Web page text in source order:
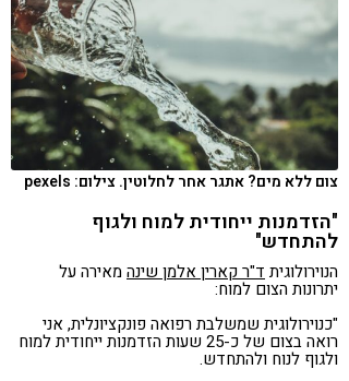
צום ללא מים? אתגר אחר לחלוטין. צילום: pexels
"הזדמנות ייחודית למוח ולגוף
להתחדש"
הנוירולוגית ד"ר קארין אלמן שינהמאירה על
יתרונות הצום למוח:
"כנוירולוגית שמשלבת רפואה פונקציונלית, אני
רואה בצום של כ-25 שעות הזדמנות ייחודית למוח
ולגוף לנוח ולהתחדש.